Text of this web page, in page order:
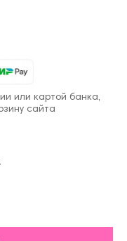
или картой банка,
сайта